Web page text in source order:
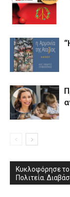
Κυκλοφόρησε
Πολιτεία.